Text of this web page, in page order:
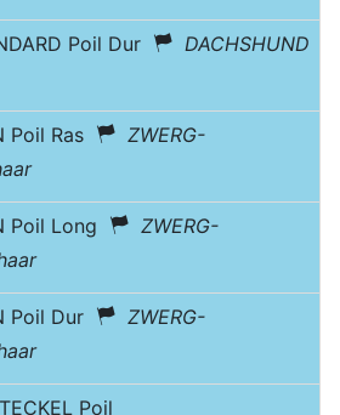
Poil Dur
DACHSHUND
Poil Ras
ZWERG-
Poil Long
ZWERG-
Poil Dur
ZWERG-
Poil